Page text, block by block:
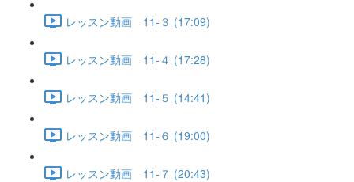
レッスン動画 11-３ (17:09)
レッスン動画 11-４ (17:28)
レッスン動画 11-５ (14:41)
レッスン動画 11-６ (19:00)
レッスン動画 11-７ (20:43)